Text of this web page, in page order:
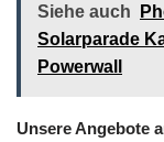
Siehe auch
Solarparade
Powerwall
Unsere Angebote